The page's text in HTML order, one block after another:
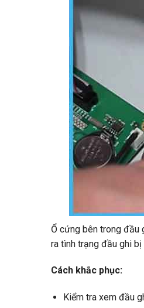
Ổ cứng bên trong đầu
ra tình trạng đầu ghi
Cách khắc phục:
Kiểm tra xem đầu